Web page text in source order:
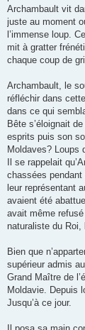
Archambault vit
juste au moment
l’immense loup.
mit à gratter
chaque coup de
Archambault, le
réfléchir dans
dans ce qui
Bête s’éloignait
esprits puis son
Moldaves? Loups
Il se rappelait
chassées pendant
leur représentant
avaient été
avait même
naturaliste du Roi,
Bien que
supérieur admis
Grand Maître de
Moldavie. Depuis
Jusqu’à ce jour.